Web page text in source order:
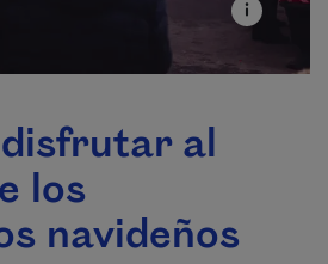
al
los
navideños